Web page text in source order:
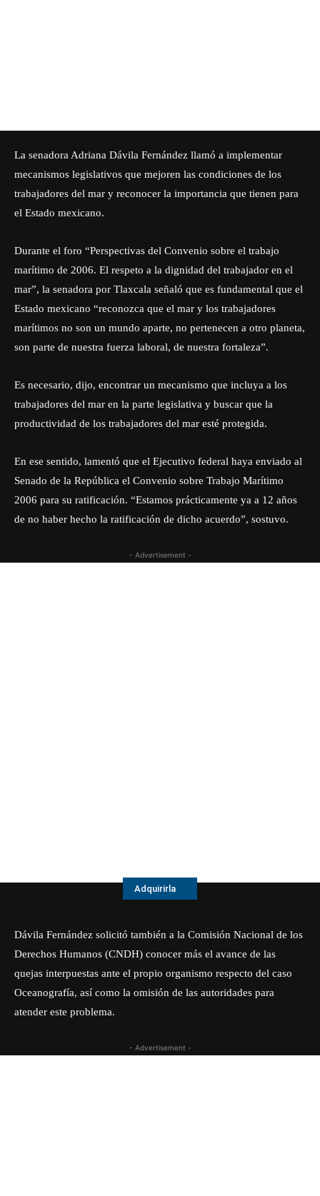
La senadora Adriana Dávila Fernández llamó a implementar
mecanismos legislativos que mejoren las condiciones de los
trabajadores del mar y reconocer la importancia que tienen para
el Estado mexicano.
Durante el foro “Perspectivas del Convenio sobre el trabajo
marítimo de 2006. El respeto a la dignidad del trabajador en el
mar”, la senadora por Tlaxcala señaló que es fundamental que el
Estado mexicano “reconozca que el mar y los trabajadores
marítimos no son un mundo aparte, no pertenecen a otro planeta,
son parte de nuestra fuerza laboral, de nuestra fortaleza”.
Es necesario, dijo, encontrar un mecanismo que incluya a los
trabajadores del mar en la parte legislativa y buscar que la
productividad de los trabajadores del mar esté protegida.
En ese sentido, lamentó que el Ejecutivo federal haya enviado al
Senado de la República el Convenio sobre Trabajo Marítimo
2006 para su ratificación. “Estamos prácticamente ya a 12 años
de no haber hecho la ratificación de dicho acuerdo”, sostuvo.
- Advertisement -
Adquirirla
Dávila Fernández solicitó también a la Comisión Nacional de los
Derechos Humanos (CNDH) conocer más el avance de las
quejas interpuestas ante el propio organismo respecto del caso
Oceanografía, así como la omisión de las autoridades para
atender este problema.
- Advertisement -